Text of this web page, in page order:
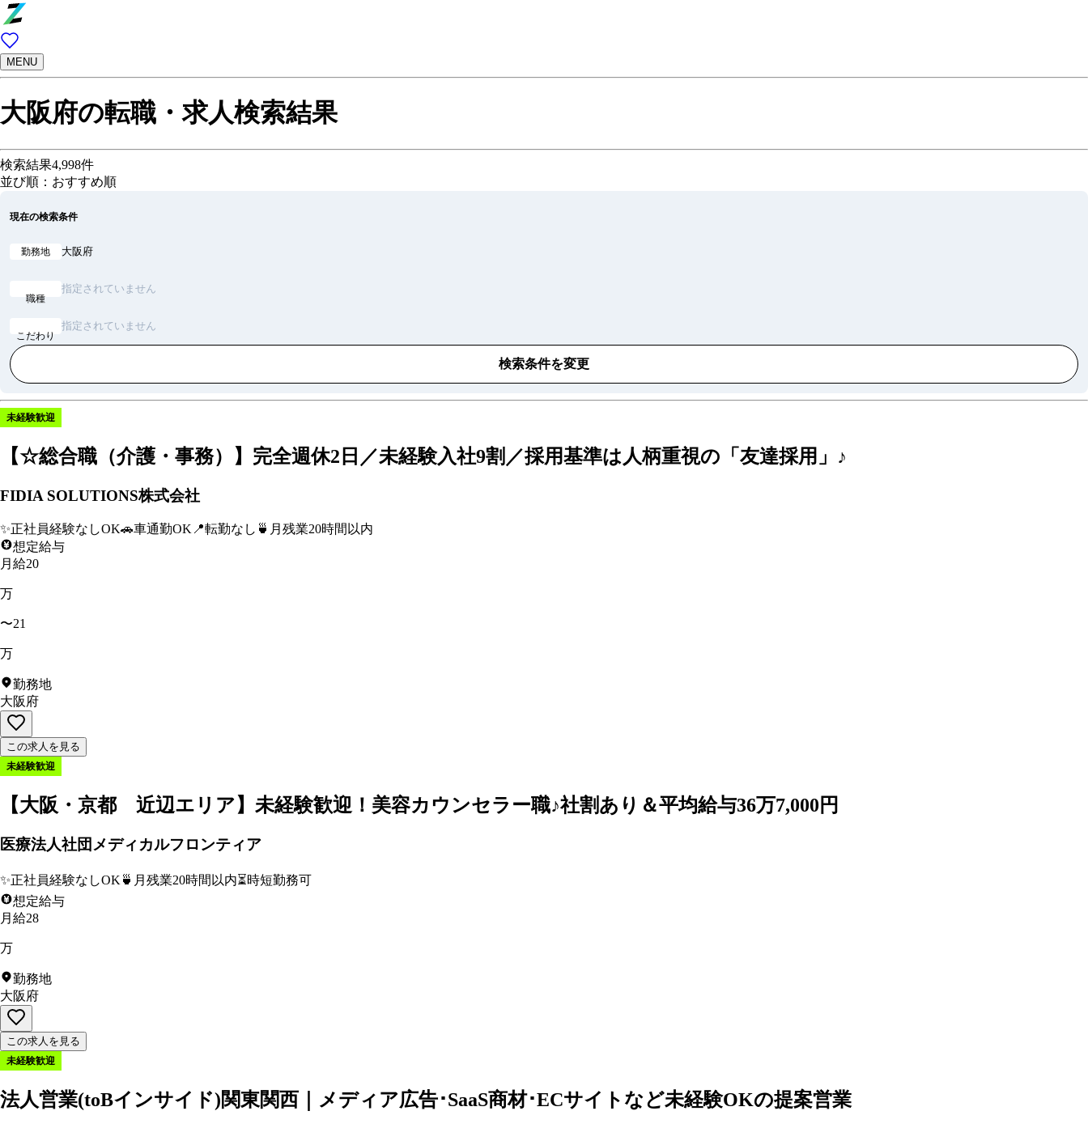
MENU
大阪府の転職・求人検索結果
検索結果4,998件
並び順：おすすめ順
現在の検索条件
勤務地 大阪府
職種
指定されていません
こだわり
指定されていません
検索条件を変更
未経験歓迎
【☆総合職（介護・事務）】完全週休2日／未経験入社9割／採用基準は人柄重視の「友達採用」♪
FIDIA SOLUTIONS株式会社
✨正社員経験なしOK🚗車通勤OK📍転勤なし 🍵 月残業20時間以内
想定給与
月給20
万
〜21
万
勤務地
大阪府
この求人を見る
未経験歓迎
【大阪・京都 近辺エリア】未経験歓迎！美容カウンセラー職♪社割あり＆平均給与36万7,000円
医療法人社団メディカルフロンティア
✨正社員経験なしOK 🍵 月残業20時間以内⏳時短勤務可
想定給与
月給28
万
勤務地
大阪府
この求人を見る
未経験歓迎
法人営業(toBインサイド)関東関西｜メディア広告･SaaS商材･ECサイトなど未経験OKの提案営業